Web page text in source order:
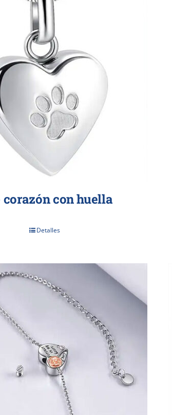
corazón con huella
Detalles